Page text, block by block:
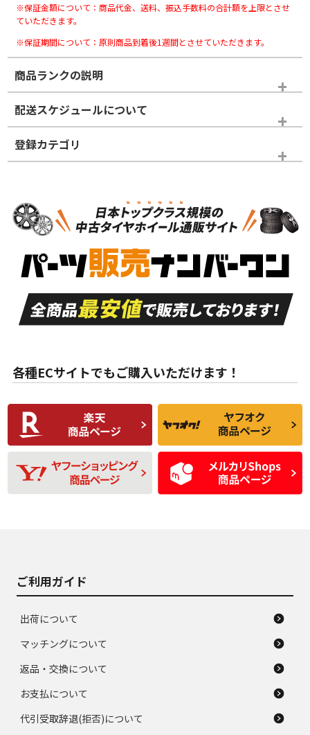
※保証金額について：商品代金、送料、振込手数料の合計額を上限とさせ
ていただきます。
※保証期間について：原則商品到着後1週間とさせていただきます。
商品ランクの説明
※商品ランクは出品者の主観により判断しておりますので、あら
かじめご了承ください。
ホイールランク
S
品）
S
新車外し品（新古
付き
A
走行距離も少なく、
目立つ傷もほとんど
ない中古品
A
走行距離も少なく、
非常に状態の良い中
古品
な中古品
んどない中古品
C
比較的きれいな中古
品
C
られるが、使用に問
題のない中古品
D
使用感や目立つ傷が
あり、一般的な中古
品
D
残り溝も少なく、偏
磨耗がみられ、短期
間使用できるくらい
の中古品
配送スケジュールについて
登録カテゴリ
タイヤのみ
各種ECサイトでもご購入いただけます！
ご利用ガイド
出荷について
マッチングについて
返品・交換について
お支払について
代引受取辞退(拒否)について